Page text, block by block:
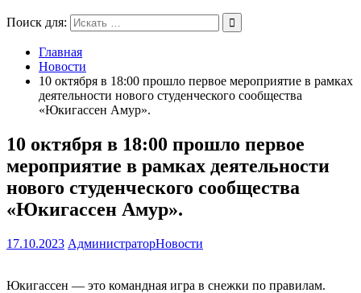
Поиск для:
Главная
Новости
10 октября в 18:00 прошло первое мероприятие в рамках
деятельности нового студенческого сообщества
«Юкигассен Амур».
10 октября в 18:00 прошло первое
мероприятие в рамках деятельности
нового студенческого сообщества
«Юкигассен Амур».
17.10.2023 АдминистраторНовости
Юкигассен — это командная игра в снежки по правилам.